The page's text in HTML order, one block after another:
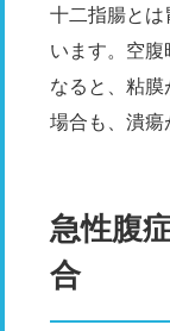
十二指腸とは
います。空
なると、粘
場合も、潰瘍
急性腹
合